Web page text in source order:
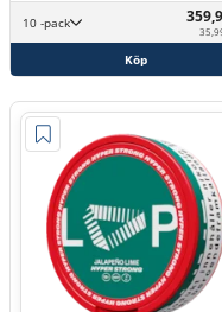
10 -pack
Köp